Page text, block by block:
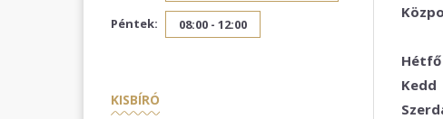
Hétfő
Kedd
Péntek: 08:00 - 12:00
KISBÍRÓ